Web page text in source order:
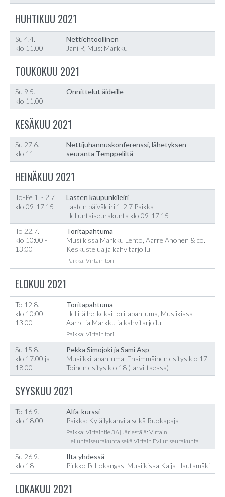
HUHTIKUU 2021
Su 4.4.
klo 11.00
Nettiehtoollinen
Jani R, Mus: Markku
TOUKOKUU 2021
Su 9.5.
klo 11.00
Onnittelut äideille
KESÄKUU 2021
Su 27.6.
klo 11
Nettijuhannuskonferenssi, lähetyksen
seuranta Temppeliltä
HEINÄKUU 2021
To-Pe 1. - 2.7
klo 09-17.15
Lasten kaupunkileiri
Lasten päiväleiri 1-2.7 Paikka
Helluntaiseurakunta klo 09-17.15
To 22.7.
klo 10:00 -
13:00
Toritapahtuma
Musiikissa Markku Lehto, Aarre Ahonen & co.
Keskustelua ja kahvitarjoilu
Paikka: Virtain tori
ELOKUU 2021
To 12.8.
klo 10:00 -
13:00
Toritapahtuma
Hellitä hetkeksi toritapahtuma, Musiikissa
Aarre ja Markku ja kahvitarjoilu
Paikka: Virtain tori
Su 15.8.
klo 17.00 ja
18.00
Pekka Simojoki ja Sami Asp
Musiikkitapahtuma, Ensimmäinen esitys klo 17,
Toinen esitys klo 18 (tarvittaessa)
SYYSKUU 2021
To 16.9.
klo 18.00
Alfa-kurssi
Paikka: Kyläilykahvila sekä Ruokapaja
Paikka: Virtaintie 36 | Järjestäjä: Virtain
Helluntaiseurakunta sekä Virtain Ev.Lut seurakunta
Su 26.9.
klo 18
Ilta yhdessä
Pirkko Peltokangas, Musiikissa Kaija Hautamäki
LOKAKUU 2021